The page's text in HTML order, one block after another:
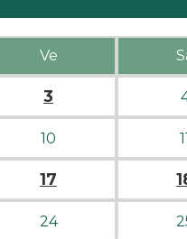
Ve
3
10
17
24